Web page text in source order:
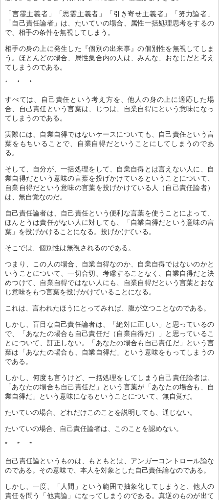
「言霊主義者」「思霊主義者」「引き寄せ主義者」「努力論者」
「自己責任論者」は、たいていの場合、属性一括処理思考をするの
で、相手の条件を無視してしまう。
相手の身の上に発生した『個別の出来事』の個別性を無視してしま
う。ほとんどの場合、属性集合内の人は、みんな、おなじだと考え
てしまうのである。
* * *
すべては、自己責任という考え方を、他人の身の上に適応した場
合、自己責任という言葉は、じつは、自業自得にという意味になっ
てしまうのである。
実際には、自業自得ではないケースについても、自己責任という言
葉をもちいることで、自業自得だということにしてしまうのであ
る。
そして、自分が、一括処理をして、自業自得とは言えない人に、自
業自得だという意味の言葉を投げかけているということについて、
自業自得だという意味の言葉を投げかけている人（自己責任論者）
は、無自覚なのだ。
自己責任論者は、自己責任という便利な言葉を使うことによって、
ほんとうは責任がない人に対しても、「自業自得だという意味の言
葉」を投げかけることになる。投げかけている。
そこでは、個別性は無視されるのである。
つまり、この人の場合、自業自得なのか、自業自得ではないのかと
いうことについて、一切合切、考慮することなく、自業自得だと決
めつけて、自業自得ではない人にも、自業自得だという言葉とおな
じ意味をもつ言葉を投げかけていることになる。
これは、言われたほうにとってみれば、腹が立つことなのである。
しかし、盲目な自己責任論者は、「絶対に正しい」と思っているの
で、「あなたの場合も自己責任だ（自業自得だ）」と思っているこ
とについて、訂正しない。「あなたの場合も自己責任だ」という言
葉は「あなたの場合も、自業自得だ」という意味をもってしまうの
である。
しかし、何度も言うけど、一括処理をしてしまう自己責任論者は、
「あなたの場合も自己責任だ」という言葉が「あなたの場合も、自
業自得だ」という意味になるということについて、無自覚だ。
たいていの場合、どれだけこのことを説明しても、通じない。
たいていの場合、自己責任論者は、このことを認めない。
* * *
自己責任論というものは、もともとは、アンガーコントロール論な
のである。その意味で、本人を対象とした自己責任論なのである。
しかし、一度、「人間」という範囲で抽象化してしまうと、他人の
責任を問う「他責論」になってしまうのである。真逆のものが出て